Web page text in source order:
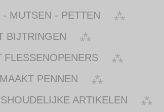
MUTSEN - PETTEN
BIJTRINGEN
FLESSENOPENERS
PENNEN
ARTIKELEN